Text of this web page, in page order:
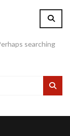
searching